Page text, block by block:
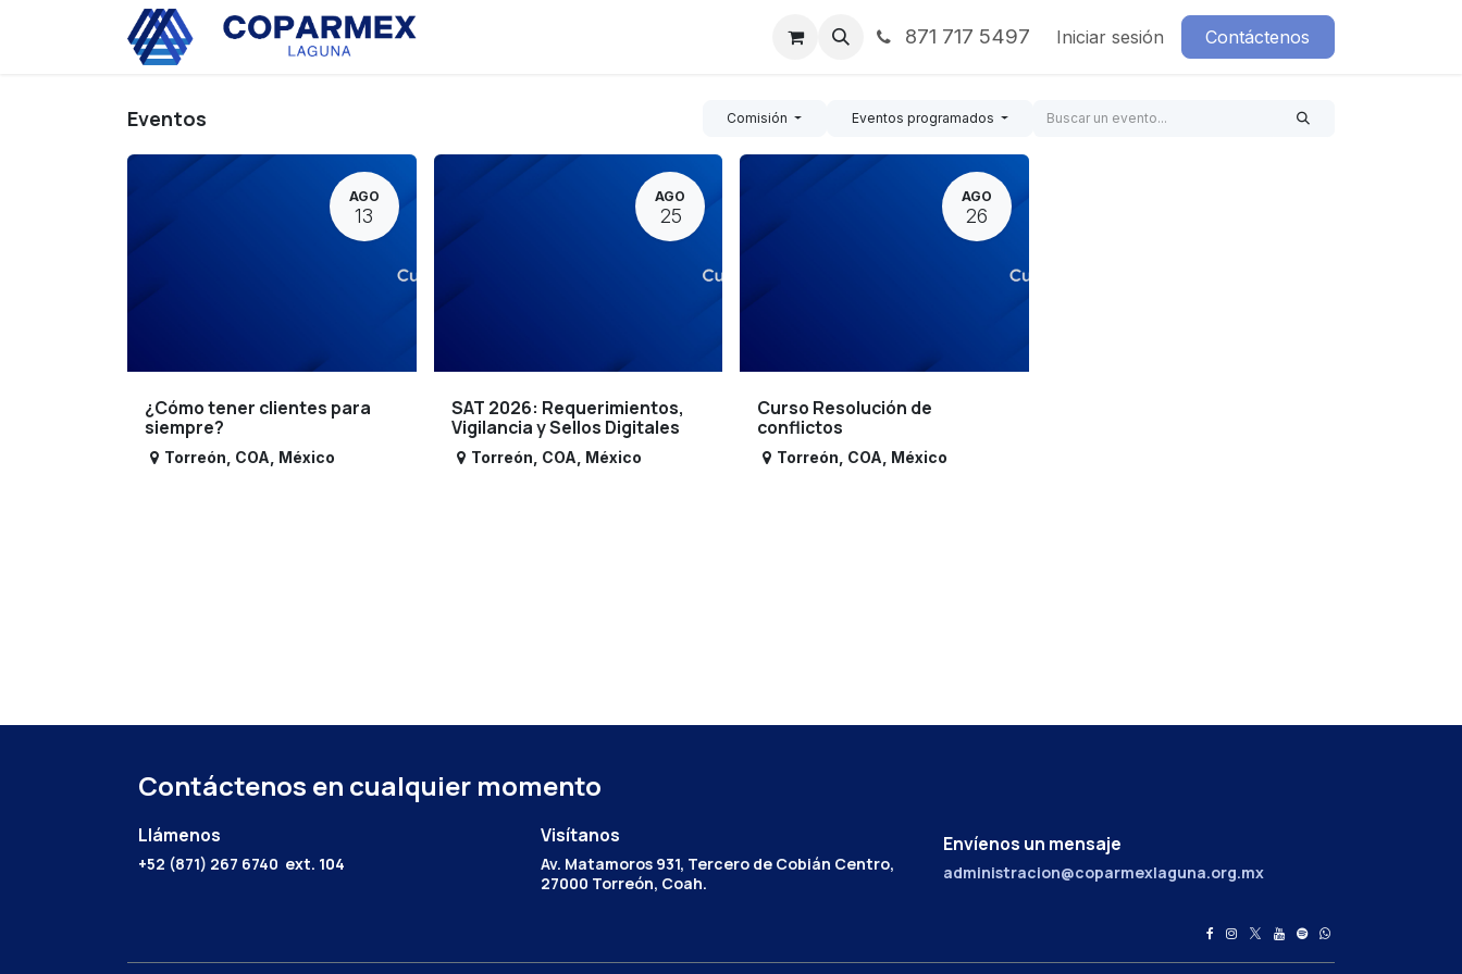
Noticias Contáctenos871 717 5497 Iniciar sesión Contáctenos
Eventos Comisión Eventos programados
AGO
13
¿Cómo tener clientes para
siempre?
Torreón COA México
AGO
25
SAT 2026: Requerimientos,
Vigilancia y Sellos Digitales
Torreón COA México
AGO
26
Curso Resolución de
conflictos
Torreón COA México
Contáctenos en cualquier momento
Llámenos
+52 (871) 267 6740 ext. 104
Envíenos un mensaje
administracion@coparmexlaguna.org.mx
Visítanos
Av. Matamoros 931, Tercero de Cobián Centro,
27000 Torreón, Coah.